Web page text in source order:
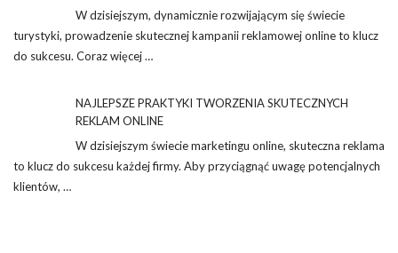
W dzisiejszym, dynamicznie rozwijającym się świecie
turystyki, prowadzenie skutecznej kampanii reklamowej online to klucz
do sukcesu. Coraz więcej …
NAJLEPSZE PRAKTYKI TWORZENIA SKUTECZNYCH
REKLAM ONLINE
W dzisiejszym świecie marketingu online, skuteczna reklama
to klucz do sukcesu każdej firmy. Aby przyciągnąć uwagę potencjalnych
klientów, …